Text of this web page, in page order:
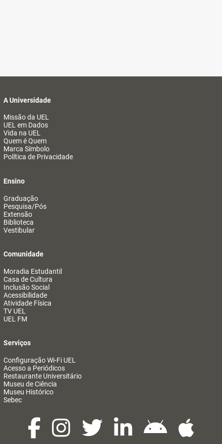
A Universidade
Missão da UEL
UEL em Dados
Vida na UEL
Quem é Quem
Marca Símbolo
Política de Privacidade
Ensino
Graduação
Pesquisa/Pós
Extensão
Biblioteca
Vestibular
Comunidade
Moradia Estudantil
Casa de Cultura
Inclusão Social
Acessibilidade
Atividade Física
TV UEL
UEL FM
Serviços
Configuração Wi-Fi UEL
Acesso a Periódicos
Restaurante Universitário
Museu de Ciência
Museu Histórico
Sebec